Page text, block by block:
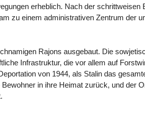
erheblich. Nach der
zu einem administrativen Zentrum der
Rajons ausgebaut. Die
Infrastruktur, die vor allem auf
von 1944, als Stalin das
in ihre Heimat zurück, und der